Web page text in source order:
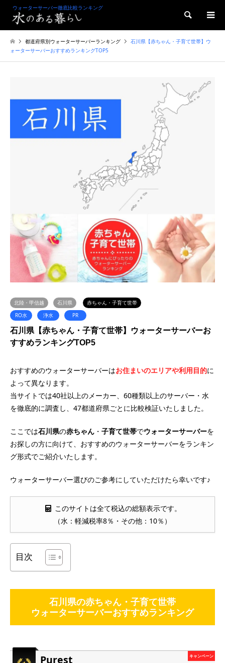
ウォーターサーバー徹底比較ランキング
検索
都道府県別ウォーターサーバーランキング
石川県【赤ちゃん・子育て世帯】ウ
ォーターサーバーおすすめランキングTOP5
北陸・甲信越 石川県
赤ちゃん・子育て世帯
RO水
浄水 PR
石川県【赤ちゃん・子育て世帯】ウォーターサーバーお
すすめランキングTOP5
おすすめのウォーターサーバーはお住まいのエリアや利用目的に
よって異なります。
当サイトでは40社以上のメーカー、60種類以上のサーバー・水
を徹底的に調査し、47都道府県ごとに比較検証いたしました。
ここでは石川県の赤ちゃん ・ 子育て世帯でウォーターサーバーを
お探しの方に向けて、おすすめのウォーターサーバーをランキン
グ形式でご紹介いたします。
ウォーターサーバー選びのご参考にしていただけたら幸いです♪
このサイトは全て税込の総額表示です。
（水：軽減税率8％・その他：10％）
目次
石川県の赤ちゃん・子育て世帯
ウォーターサーバーおすすめランキング
Purest キャンペーン